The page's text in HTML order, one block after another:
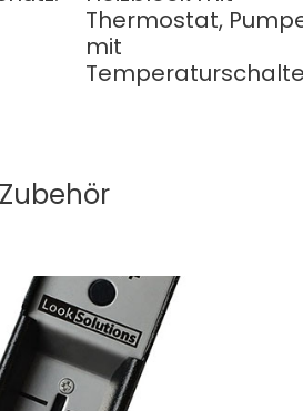
Thermostat,
mit
Zubehör